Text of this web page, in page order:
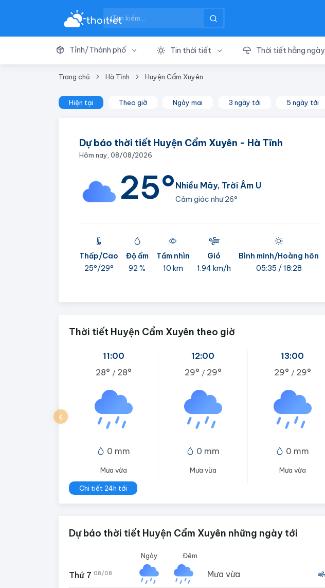
Tỉnh/Thành phố Tin thời tiết Thời tiết hằng ngày
Trang chủ Hà Tĩnh Huyện Cẩm Xuyên
Hiện tại Theo giờ Ngày mai 3 ngày tới 5 ngày tới
Dự báo thời tiết Huyện Cẩm Xuyên - Hà Tĩnh
Hôm nay, 08/08/2026
25° Nhiều Mây, Trời Âm U
Cảm giác như26°
Thấp/Cao
25°/29°
Độ ẩm
92 %
Tầm nhìn
10 km
Gió
1.94 km/h
Bình minh/Hoàng hôn
05:35 / 18:28
Thời tiết Huyện Cẩm Xuyên theo giờ
11:00
28° / 28°
0 mm
Mưa vừa
12:00
29° / 29°
0 mm
Mưa vừa
13:00
29° / 29°
0 mm
Mưa vừa
Chi tiết 24h tới
Dự báo thời tiết Huyện Cẩm Xuyên những ngày tới
Ngày Đêm
Thứ 7 08/08 Mưa vừa